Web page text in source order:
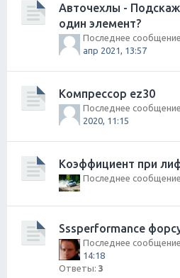
Авточехлы -
один элемент?
Последнее сообщение
апр 2021, 13:57
Компрессор ez30
Последнее сообщение
2020, 11:15
Коэффициент при
Последнее сообщение
Sssperformance
Последнее сообщение
14:18
Ответы: 3